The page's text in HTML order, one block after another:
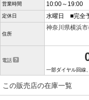
営業時間 10:00～19:00
定休日 水曜日 ■完全
住所
神奈川県横浜
電話
一部ダイヤル回線
この販売店の在庫一覧